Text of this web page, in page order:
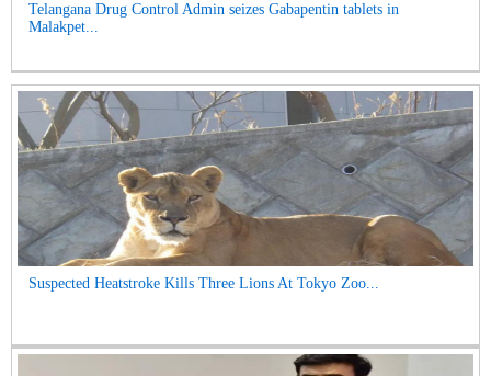
Telangana Drug Control Admin seizes Gabapentin tablets in
Malakpet...
Suspected Heatstroke Kills Three Lions At Tokyo Zoo...